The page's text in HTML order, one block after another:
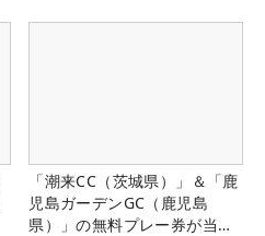
「潮来CC（茨城県）」＆「鹿
児島ガーデンGC（鹿児島
県）」の無料プレー券が当た